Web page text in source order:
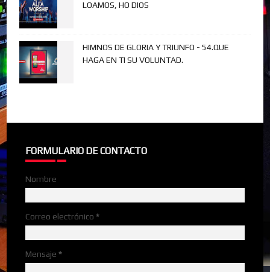
LOAMOS, HO DIOS
HIMNOS DE GLORIA Y TRIUNFO - 54.QUE
HAGA EN TI SU VOLUNTAD.
FORMULARIO DE CONTACTO
Nombre
Correo electrónico*
Mensaje*